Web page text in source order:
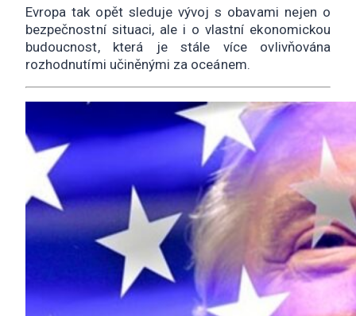
Evropa tak opět sleduje vývoj s obavami nejen o
bezpečnostní situaci, ale i o vlastní ekonomickou
budoucnost, která je stále více ovlivňována
rozhodnutími učiněnými za oceánem.